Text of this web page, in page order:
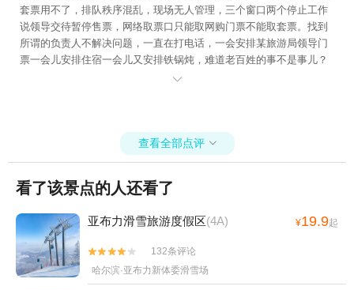
套票用不了，排队秩序混乱，现场无人管理，三个窗口两个停止工作
说领导交待暂停售票，网络取票口只能取网购门票不能取套票。找到
所谓的负责人不解决问题，一直在打电话，一会安排某旅游局领导门
票一会儿安排住宿一会儿又安排铁锅炖，难道老百姓的事不是事儿？
这个景区根本不具备接待能力，管理极差。是我所有去过旅游景点最

查看全部点评 
看了该景点的人还看了
亚布力滑雪旅游度假区(4A) ¥19.9起


132条评论
哈尔滨·亚布力新体委滑雪场